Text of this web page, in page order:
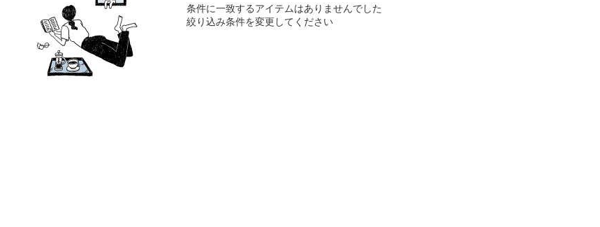
条件に一致するアイテムはありませんでした
絞り込み条件を変更してください